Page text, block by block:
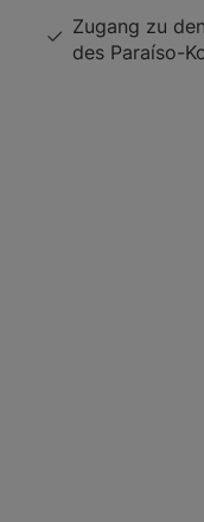
Zugang zu
des Paraíso-